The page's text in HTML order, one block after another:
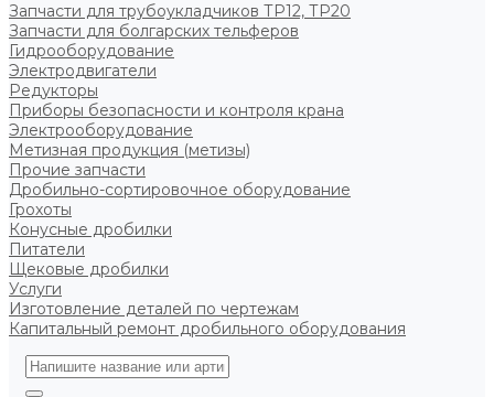
Запчасти для трубоукладчиков ТР12, ТР20
Запчасти для болгарских тельферов
Гидрооборудование
Электродвигатели
Редукторы
Приборы безопасности и контроля крана
Электрооборудование
Метизная продукция (метизы)
Прочие запчасти
Дробильно-сортировочное оборудование
Грохоты
Конусные дробилки
Питатели
Щековые дробилки
Услуги
Изготовление деталей по чертежам
Капитальный ремонт дробильного оборудования